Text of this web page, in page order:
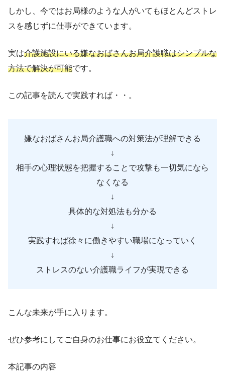
しかし、今ではお局様のような人がいてもほとんどストレ
スを感じずに仕事ができています。
実は介護施設にいる嫌なおばさんお局介護職はシンプルな
方法で解決が可能です。
この記事を読んで実践すれば・・。
嫌なおばさんお局介護職への対策法が理解できる
↓
相手の心理状態を把握することで攻撃も一切気になら
なくなる
↓
具体的な対処法も分かる
↓
実践すれば徐々に働きやすい職場になっていく
↓
ストレスのない介護職ライフが実現できる
こんな未来が手に入ります。
ぜひ参考にしてご自身のお仕事にお役立てください。
本記事の内容